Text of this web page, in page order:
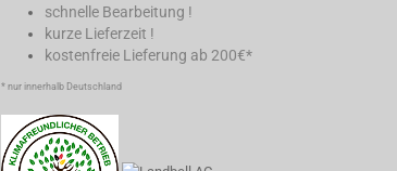
schnelle Bearbeitung !
kurze Lieferzeit !
kostenfreie Lieferung ab 200€*
* nur innerhalb Deutschland